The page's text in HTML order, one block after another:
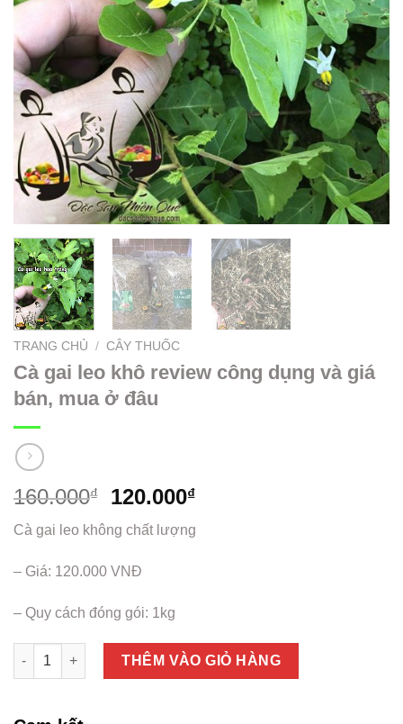
TRANG CHỦ / CÂY THUỐC
Cà gai leo khô review công dụng và giá
bán, mua ở đâu
160.000₫ 120.000₫
Cà gai leo không chất lượng
– Giá: 120.000 VNĐ
– Quy cách đóng gói: 1kg
Cà gai leo khô review công dụng và giá bán, mua ở đâu số
THÊM VÀO GIỎ HÀNG